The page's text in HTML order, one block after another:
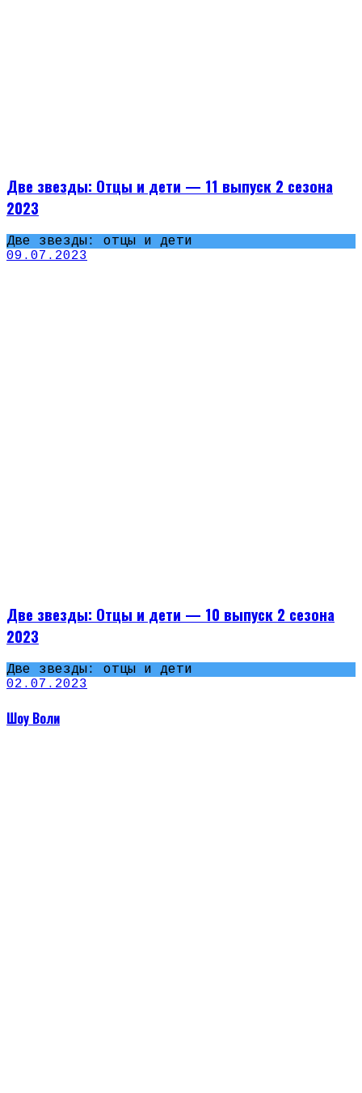
Две звезды: Отцы и дети — 11 выпуск 2 сезона
2023
Две звезды: отцы и дети
09.07.2023
Две звезды: Отцы и дети — 10 выпуск 2 сезона
2023
Две звезды: отцы и дети
02.07.2023
Шоу Воли